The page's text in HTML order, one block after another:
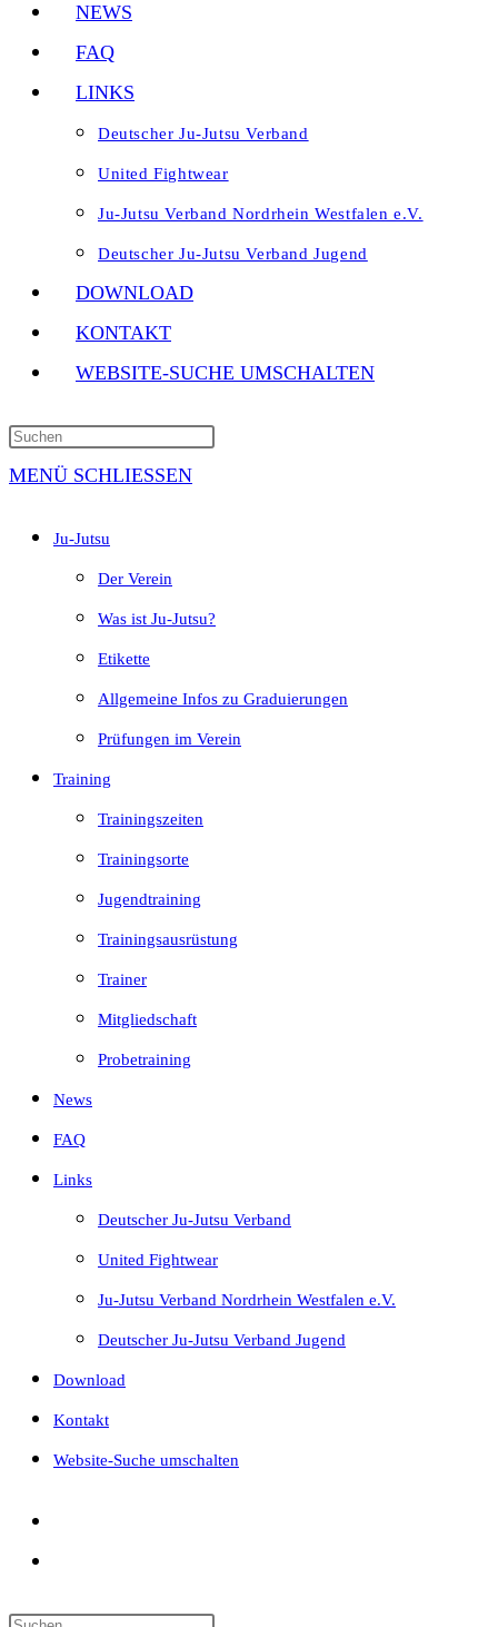
NEWS
FAQ
LINKS
Deutscher Ju-Jutsu Verband
United Fightwear
Ju-Jutsu Verband Nordrhein Westfalen e.V.
Deutscher Ju-Jutsu Verband Jugend
DOWNLOAD
KONTAKT
WEBSITE-SUCHE UMSCHALTEN
MENÜ SCHLIESSEN
Ju-Jutsu
Der Verein
Was ist Ju-Jutsu?
Etikette
Allgemeine Infos zu Graduierungen
Prüfungen im Verein
Training
Trainingszeiten
Trainingsorte
Jugendtraining
Trainingsausrüstung
Trainer
Mitgliedschaft
Probetraining
News
FAQ
Links
Deutscher Ju-Jutsu Verband
United Fightwear
Ju-Jutsu Verband Nordrhein Westfalen e.V.
Deutscher Ju-Jutsu Verband Jugend
Download
Kontakt
Website-Suche umschalten